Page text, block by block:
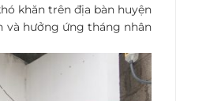
khăn trên địa bàn huyện
và hưởng ứng tháng nhân